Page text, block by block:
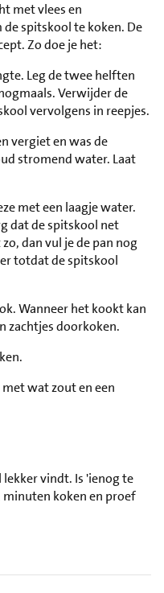
met vlees en
de spitskool te koken. De
Zo doe je het:
Leg de twee helften
Verwijder de
vervolgens in reepjes.
vergiet en was de
stromend water. Laat
met een laagje water.
dat de spitskool net
dan vul je de pan nog
totdat de spitskool
Wanneer het kookt kan
zachtjes doorkoken.
wat zout en een
vindt. Is 'ienog te
minuten koken en proef